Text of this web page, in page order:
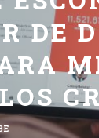
DE